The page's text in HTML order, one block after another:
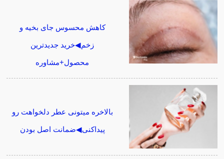
کاهش محسوس جای بخیه و
زخم◀خرید جدیدترین
محصول+مشاوره
بالاخره میتونی عطر دلخواهت رو
پیداکنی◀ضمانت اصل بودن